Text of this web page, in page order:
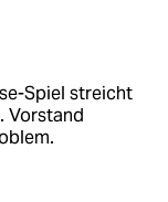
Spiel streicht
Vorstand